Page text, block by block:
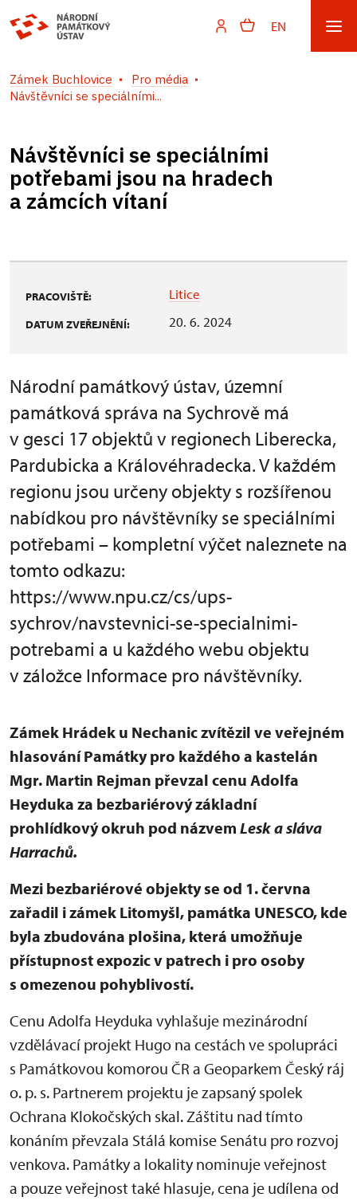
EN
Zámek Buchlovice
Pro média
Návštěvníci se speciálními...
Návštěvníci se speciálními
potřebami jsou na hradech
a zámcích vítaní
PRACOVIŠTĚ: Litice
DATUM ZVEŘEJNĚNÍ: 20. 6. 2024
Národní památkový ústav, územní
památková správa na Sychrově má
v gesci 17 objektů v regionech Liberecka,
Pardubicka a Královéhradecka. V každém
regionu jsou určeny objekty s rozšířenou
nabídkou pro návštěvníky se speciálními
potřebami – kompletní výčet naleznete na
tomto odkazu:
https://www.npu.cz/cs/ups-
sychrov/navstevnici-se-specialnimi-
potrebami a u každého webu objektu
v záložce Informace pro návštěvníky.
Zámek Hrádek u Nechanic zvítězil ve veřejném
hlasování Památky pro každého a kastelán
Mgr. Martin Rejman převzal cenu Adolfa
Heyduka za bezbariérový základní
prohlídkový okruh pod názvem Lesk a sláva
Harrachů.
Mezi bezbariérové objekty se od 1. června
zařadil i zámek Litomyšl, památka UNESCO, kde
byla zbudována plošina, která umožňuje
přístupnost expozic v patrech i pro osoby
s omezenou pohyblivostí.
Cenu Adolfa Heyduka vyhlašuje mezinárodní
vzdělávací projekt Hugo na cestách ve spolupráci
s Památkovou komorou ČR a Geoparkem Český ráj
o. p. s. Partnerem projektu je zapsaný spolek
Ochrana Klokočských skal. Záštitu nad tímto
konáním převzala Stálá komise Senátu pro rozvoj
venkova. Památky a lokality nominuje veřejnost
a pouze veřejnost také hlasuje, cena je udílena od